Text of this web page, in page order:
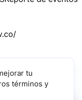
presentarte la
tu
términos y